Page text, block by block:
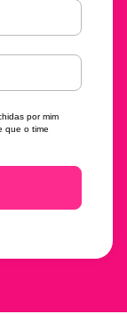
por mim
que o time